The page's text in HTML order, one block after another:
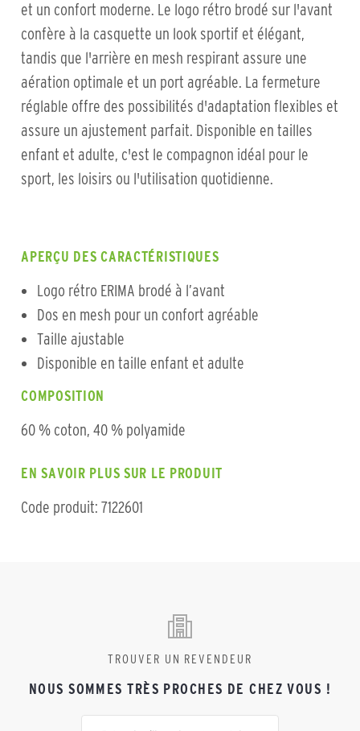
et un confort moderne. Le logo rétro brodé sur l'avant
confère à la casquette un look sportif et élégant,
tandis que l'arrière en mesh respirant assure une
aération optimale et un port agréable. La fermeture
réglable offre des possibilités d'adaptation flexibles et
assure un ajustement parfait. Disponible en tailles
enfant et adulte, c'est le compagnon idéal pour le
sport, les loisirs ou l'utilisation quotidienne.
APERÇU DES CARACTÉRISTIQUES
Logo rétro ERIMA brodé à l’avant
Dos en mesh pour un confort agréable
Taille ajustable
Disponible en taille enfant et adulte
COMPOSITION
60 % coton, 40 % polyamide
EN SAVOIR PLUS SUR LE PRODUIT
Code produit: 7122601
TROUVER UN REVENDEUR
NOUS SOMMES TRÈS PROCHES DE CHEZ VOUS !